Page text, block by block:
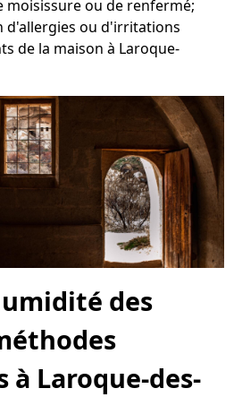
moisissure ou de renfermé;
d'allergies ou d'irritations
de la maison à Laroque-
des
à Laroque-des-